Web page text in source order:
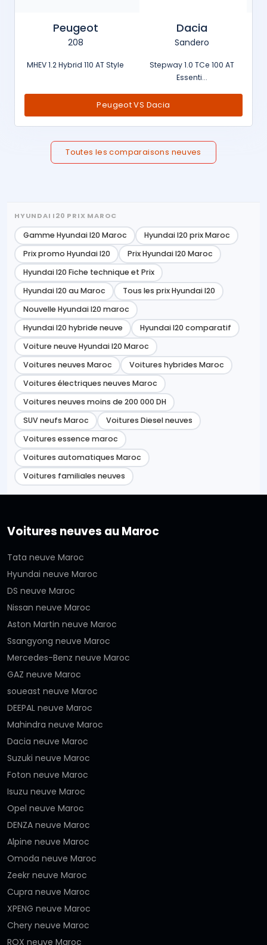
Peugeot
208
MHEV 1.2 Hybrid 110 AT Style
Dacia
Sandero
Stepway 1.0 TCe 100 AT
Essenti...
Peugeot VS Dacia
Toutes les comparaisons neuves
HYUNDAI I20 PRIX MAROC
Gamme Hyundai I20 Maroc
Hyundai I20 prix Maroc
Prix promo Hyundai I20
Prix Hyundai I20 Maroc
Hyundai I20 Fiche technique et Prix
Hyundai I20 au Maroc
Tous les prix Hyundai I20
Nouvelle Hyundai I20 maroc
Hyundai I20 hybride neuve
Hyundai I20 comparatif
Voiture neuve Hyundai I20 Maroc
Voitures neuves Maroc
Voitures hybrides Maroc
Voitures électriques neuves Maroc
Voitures neuves moins de 200 000 DH
SUV neufs Maroc
Voitures Diesel neuves
Voitures essence maroc
Voitures automatiques Maroc
Voitures familiales neuves
Voitures neuves au Maroc
Tata neuve Maroc
Hyundai neuve Maroc
DS neuve Maroc
Nissan neuve Maroc
Aston Martin neuve Maroc
Ssangyong neuve Maroc
Mercedes-Benz neuve Maroc
GAZ neuve Maroc
soueast neuve Maroc
DEEPAL neuve Maroc
Mahindra neuve Maroc
Dacia neuve Maroc
Suzuki neuve Maroc
Foton neuve Maroc
Isuzu neuve Maroc
Opel neuve Maroc
DENZA neuve Maroc
Alpine neuve Maroc
Omoda neuve Maroc
Zeekr neuve Maroc
Cupra neuve Maroc
XPENG neuve Maroc
Chery neuve Maroc
ROX neuve Maroc